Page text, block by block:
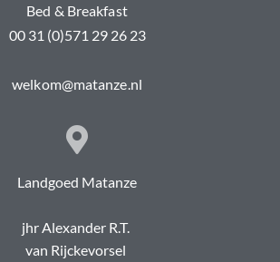
Bed & Breakfast
00 31 (0)571 29 26 23
welkom@matanze.nl
Landgoed Matanze
jhr Alexander R.T.
van Rijckevorsel